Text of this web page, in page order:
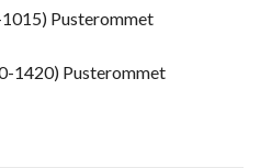
Pusterommet
1420) Pusterommet